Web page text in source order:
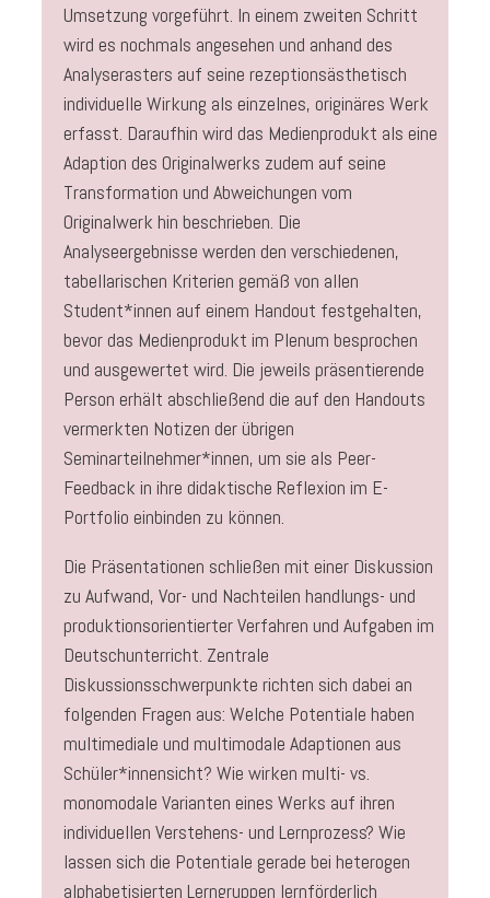
Umsetzung vorgeführt. In einem zweiten Schritt
wird es nochmals angesehen und anhand des
Analyserasters auf seine rezeptionsästhetisch
individuelle Wirkung als einzelnes, originäres Werk
erfasst. Daraufhin wird das Medienprodukt als eine
Adaption des Originalwerks zudem auf seine
Transformation und Abweichungen vom
Originalwerk hin beschrieben. Die
Analyseergebnisse werden den verschiedenen,
tabellarischen Kriterien gemäß von allen
Student*innen auf einem Handout festgehalten,
bevor das Medienprodukt im Plenum besprochen
und ausgewertet wird. Die jeweils präsentierende
Person erhält abschließend die auf den Handouts
vermerkten Notizen der übrigen
Seminarteilnehmer*innen, um sie als Peer-
Feedback in ihre didaktische Reflexion im E-
Portfolio einbinden zu können.
Die Präsentationen schließen mit einer Diskussion
zu Aufwand, Vor- und Nachteilen handlungs- und
produktionsorientierter Verfahren und Aufgaben im
Deutschunterricht. Zentrale
Diskussionsschwerpunkte richten sich dabei an
folgenden Fragen aus: Welche Potentiale haben
multimediale und multimodale Adaptionen aus
Schüler*innensicht? Wie wirken multi- vs.
monomodale Varianten eines Werks auf ihren
individuellen Verstehens- und Lernprozess? Wie
lassen sich die Potentiale gerade bei heterogen
alphabetisierten Lerngruppen lernförderlich